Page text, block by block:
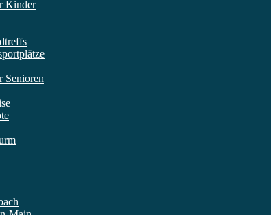
Kinder
Senioren